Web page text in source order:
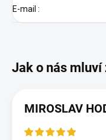
E-mail :
MIROSLAV